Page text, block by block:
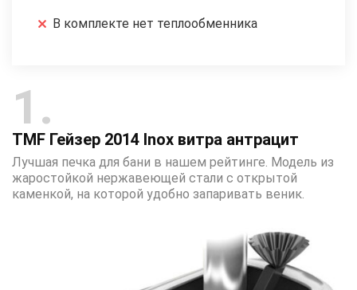
В комплекте нет теплообменника
1
TMF Гейзер 2014 Inox витра антрацит
Лучшая печка для бани в нашем рейтинге. Модель из
жаростойкой нержавеющей стали с открытой
каменкой, на которой удобно запаривать веник.